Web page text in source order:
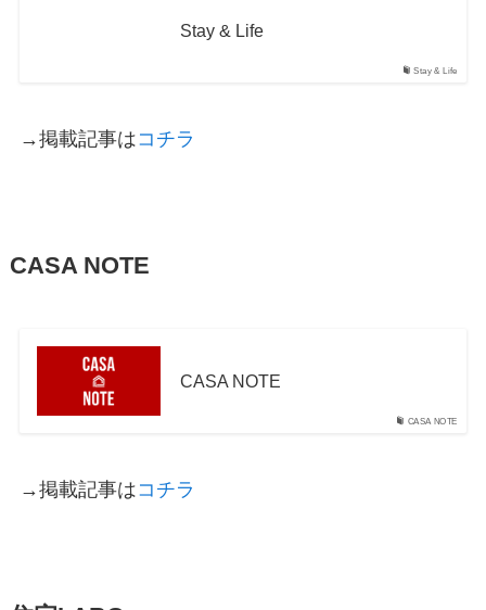
Stay & Life
Stay & Life
→掲載記事はコチラ
CASA NOTE
CASA NOTE
CASA NOTE
→掲載記事はコチラ